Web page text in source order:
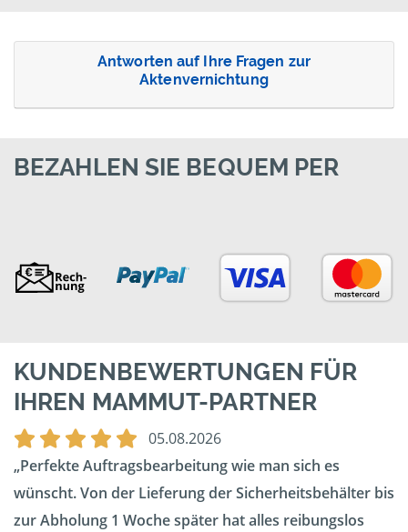
Antworten auf Ihre Fragen zur
Aktenvernichtung
BEZAHLEN SIE BEQUEM PER
KUNDENBEWERTUNGEN FÜR
IHREN MAMMUT-PARTNER
05.08.2026
Perfekte Auftragsbearbeitung wie man sich es
wünscht. Von der Lieferung der Sicherheitsbehälter bis
zur Abholung 1 Woche später hat alles reibungslos